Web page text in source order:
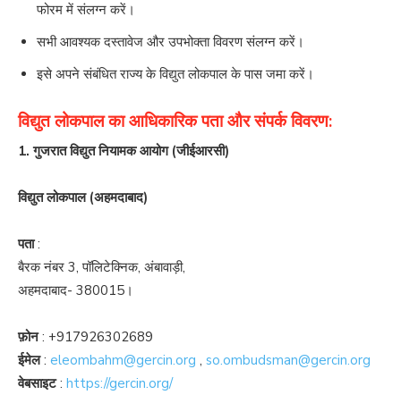
फोरम में संलग्न करें।
सभी आवश्यक दस्तावेज और उपभोक्ता विवरण संलग्न करें।
इसे अपने संबंधित राज्य के विद्युत लोकपाल के पास जमा करें।
विद्युत लोकपाल का आधिकारिक पता और संपर्क विवरण:
1. गुजरात विद्युत नियामक आयोग (जीईआरसी)
विद्युत लोकपाल (अहमदाबाद)
पता:
बैरक नंबर 3, पॉलिटेक्निक, अंबावाड़ी,
अहमदाबाद- 380015।
फ़ोन: +917926302689
ईमेल: eleombahm@gercin.org , so.ombudsman@gercin.org
वेबसाइट: https://gercin.org/